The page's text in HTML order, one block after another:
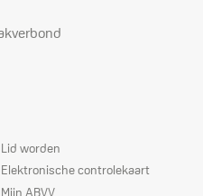
Dienstverlening
Lid worden
Elektronische controlekaart
Mijn ABVV